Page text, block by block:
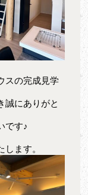
スの完成見学
誠にありがと
です♪
ます。